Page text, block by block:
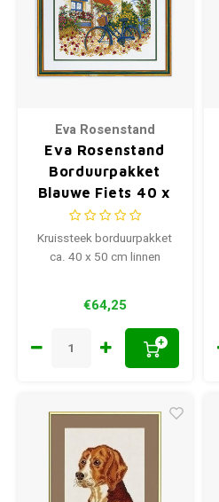
Eva Rosenstand
Eva Rosenstand
Borduurpakket
Blauwe Fiets 40 x
50 cm 14-153
Kruissteek borduurpakket
ca. 40 x 50 cm linnen
€64,25
+